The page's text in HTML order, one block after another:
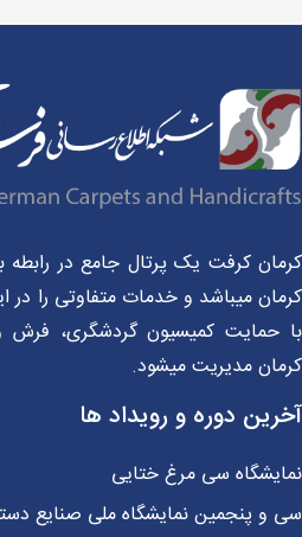
کرفت یک پرتال جامع در رابطه
میباشد و خدمات متفاوتی را در این
حمایت کمیسیون گردشگری، فرش و
مدیریت میشود.
دوره و رویداد ها
سی مرغ ختایی
و پنجمین نمایشگاه ملی صنایع دستی